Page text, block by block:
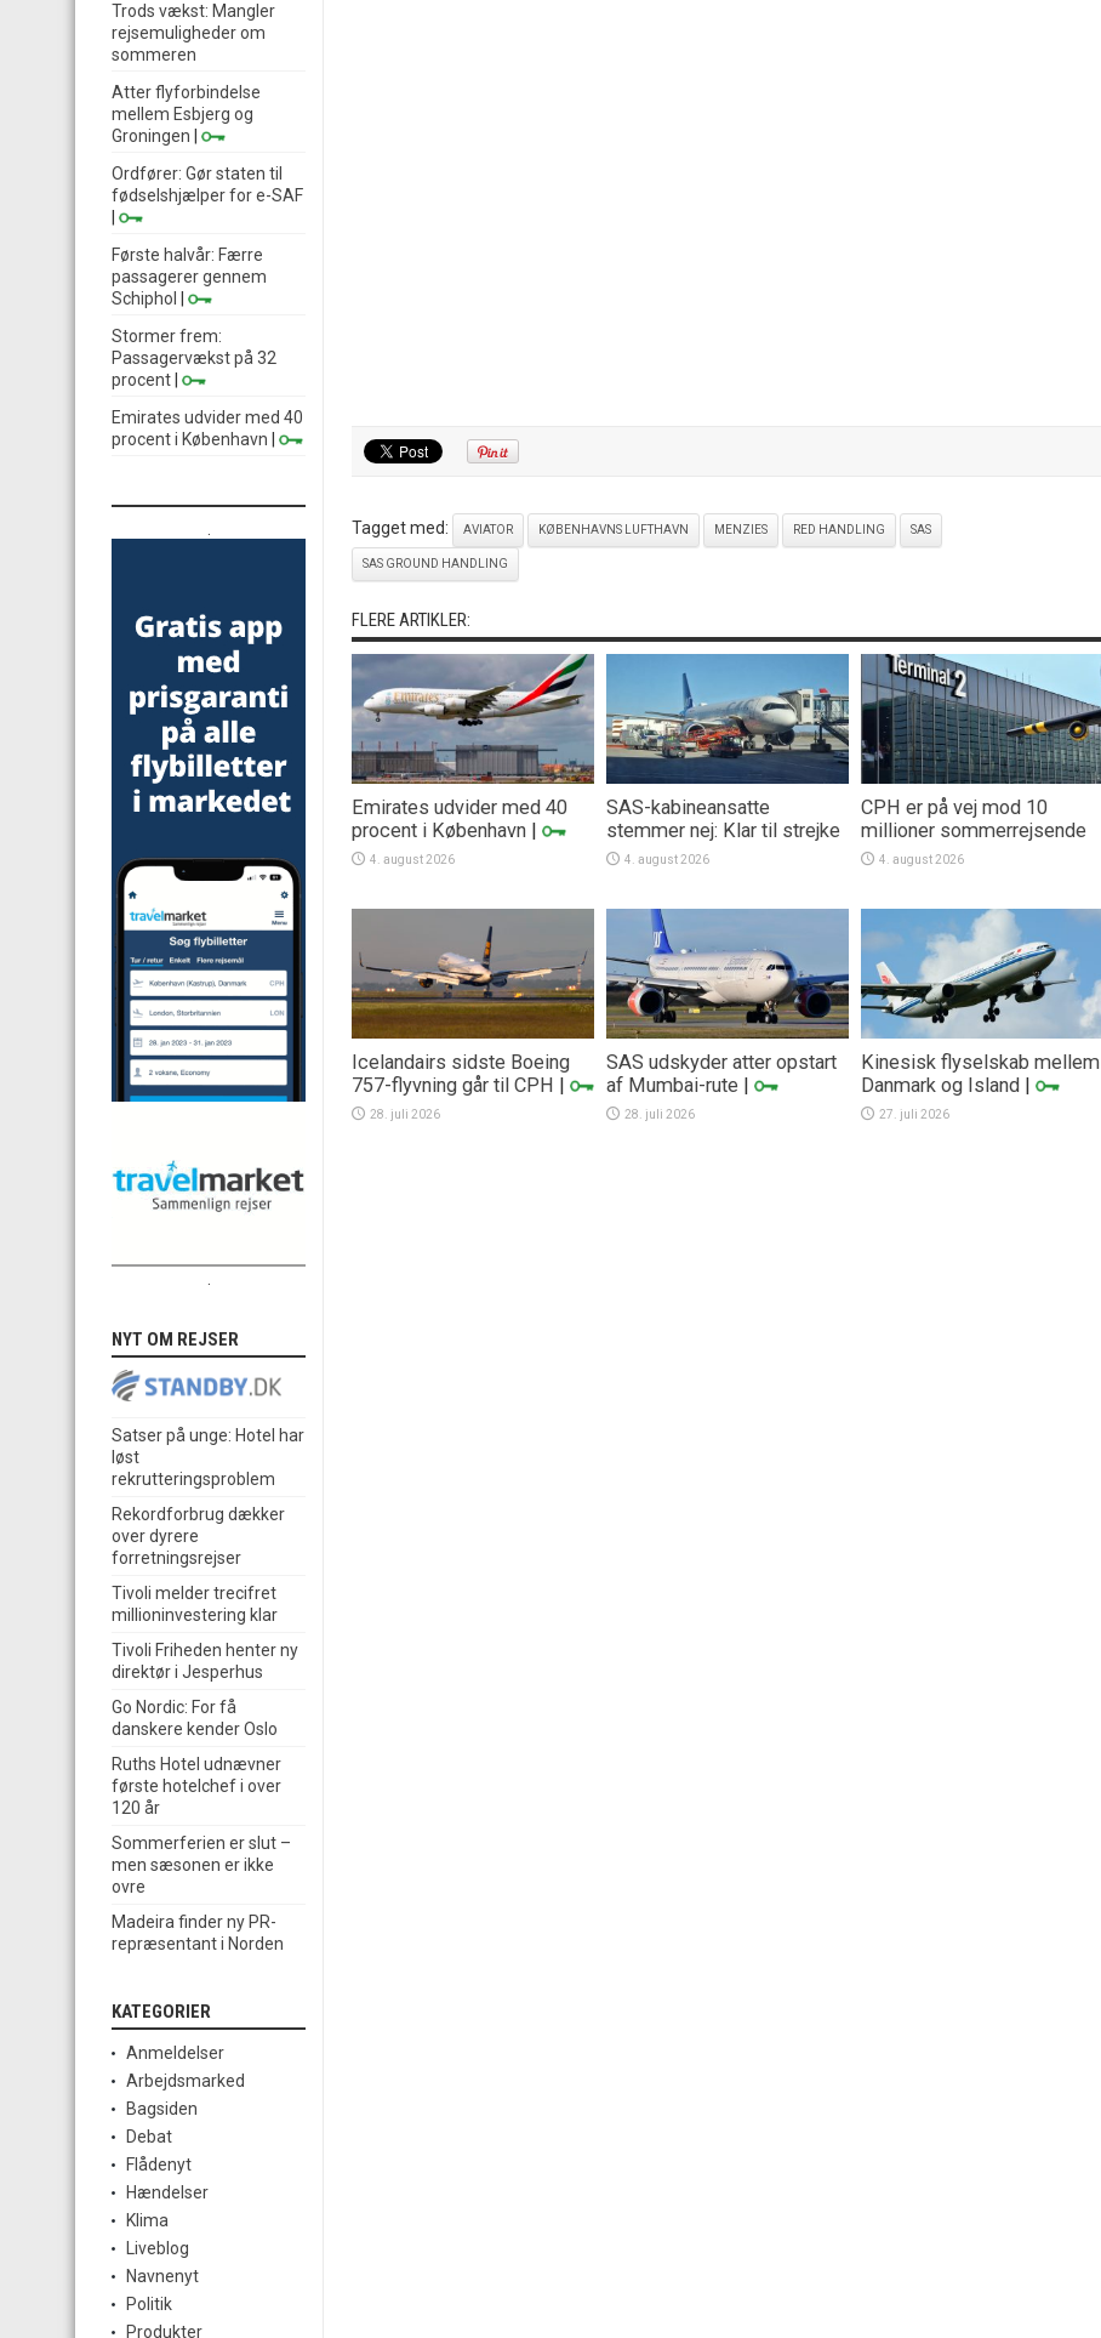
Tagget med: AVIATOR KØBENHAVNS LUFTHAVN MENZIES RED HANDLING SAS
SAS GROUND HANDLING
FLERE ARTIKLER:
Emirates udvider med 40
procent i København |
4. august 2026
SAS-kabineansatte
stemmer nej: Klar til strejke
4. august 2026
CPH er på vej mod 10
millioner sommerrejsende
4. august 2026
Icelandairs sidste Boeing
757-flyvning går til CPH |
28. juli 2026
SAS udskyder atter opstart
af Mumbai-rute |
28. juli 2026
Kinesisk flyselskab mellem
Danmark og Island |
27. juli 2026
Trods vækst: Mangler
rejsemuligheder om
sommeren
Atter flyforbindelse
mellem Esbjerg og
Groningen
Ordfører: Gør staten til
fødselshjælper for e-SAF
Første halvår: Færre
passagerer gennem
Schiphol
Stormer frem:
Passagervækst på 32
procent
Emirates udvider med 40
procent i København
NYT OM REJSER
Satser på unge: Hotel har
løst
rekrutteringsproblem
Rekordforbrug dækker
over dyrere
forretningsrejser
Tivoli melder trecifret
millioninvestering klar
Tivoli Friheden henter ny
direktør i Jesperhus
Go Nordic: For få
danskere kender Oslo
Ruths Hotel udnævner
første hotelchef i over
120 år
Sommerferien er slut –
men sæsonen er ikke
ovre
Madeira finder ny PR-
repræsentant i Norden
KATEGORIER
Anmeldelser
Arbejdsmarked
Bagsiden
Debat
Flådenyt
Hændelser
Klima
Liveblog
Navnenyt
Politik
Produkter